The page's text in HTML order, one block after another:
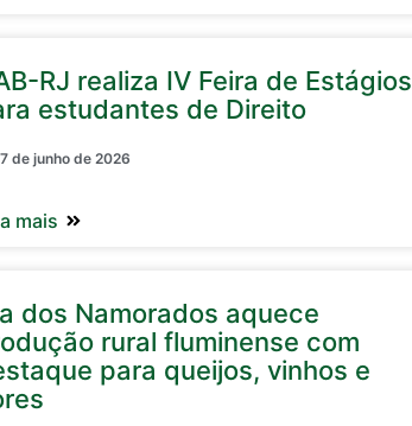
RJ realiza IV Feira de Estágios
estudantes de Direito
de junho de 2026
mais
dos Namorados aquece
rural fluminense com
para queijos, vinhos e